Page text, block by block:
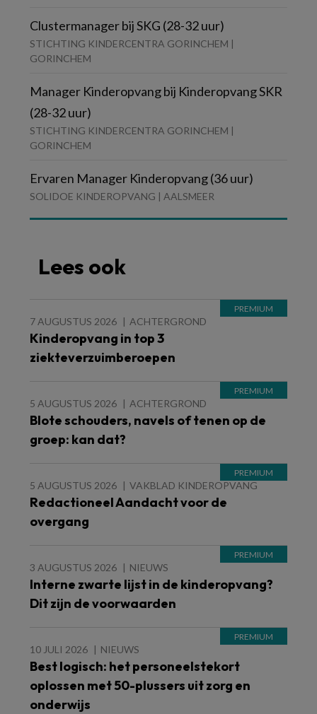
Clustermanager bij SKG (28-32 uur)
STICHTING KINDERCENTRA GORINCHEM |
GORINCHEM
Manager Kinderopvang bij Kinderopvang SKR
(28-32 uur)
STICHTING KINDERCENTRA GORINCHEM |
GORINCHEM
Ervaren Manager Kinderopvang (36 uur)
SOLIDOE KINDEROPVANG | AALSMEER
Lees ook
7 AUGUSTUS 2026 ACHTERGROND
Kinderopvang in top 3
ziekteverzuimberoepen
5 AUGUSTUS 2026 ACHTERGROND
Blote schouders, navels of tenen op de
groep: kan dat?
5 AUGUSTUS 2026 VAKBLAD KINDEROPVANG
Redactioneel Aandacht voor de
overgang
3 AUGUSTUS 2026 NIEUWS
Interne zwarte lijst in de kinderopvang?
Dit zijn de voorwaarden
10 JULI 2026 NIEUWS
Best logisch: het personeelstekort
oplossen met 50-plussers uit zorg en
onderwijs